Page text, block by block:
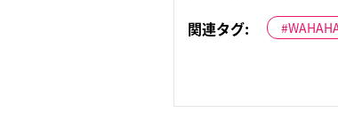
関連タグ: